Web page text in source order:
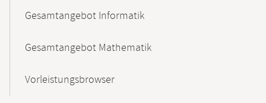
Gesamtangebot Informatik
Gesamtangebot Mathematik
Vorleistungsbrowser